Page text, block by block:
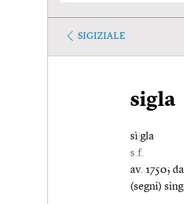
SIGIZIALE
sigla
sì gla
s.f.
av. 1750;
(segni)